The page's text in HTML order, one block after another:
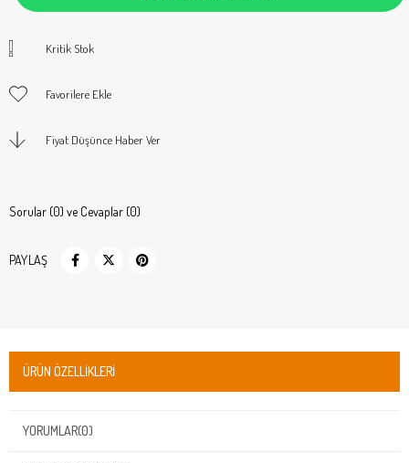
Kritik Stok
Favorilere Ekle
Fiyat Düşünce Haber Ver
Sorular (0) ve Cevaplar (0)
PAYLAŞ
ÜRÜN ÖZELLIKLERI
YORUMLAR(0)